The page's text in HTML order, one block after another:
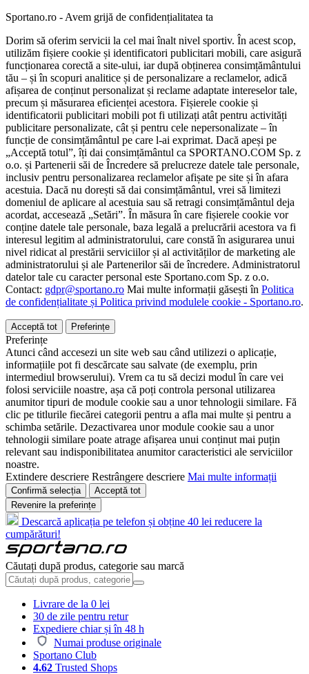
Sportano.ro - Avem grijă de confidențialitatea ta
Dorim să oferim servicii la cel mai înalt nivel sportiv. În acest scop,
utilizăm fișiere cookie și identificatori publicitari mobili, care asigură
funcționarea corectă a site-ului, iar după obținerea consimțământului
tău – și în scopuri analitice și de personalizare a reclamelor, adică
afișarea de conținut personalizat și reclame adaptate intereselor tale,
precum și măsurarea eficienței acestora. Fișierele cookie și
identificatorii publicitari mobili pot fi utilizați atât pentru activități
publicitare personalizate, cât și pentru cele nepersonalizate – în
funcție de consimțământul pe care l-ai exprimat. Dacă apeși pe
„Acceptă totul”, îți dai consimțământul ca SPORTANO.COM Sp. z
o.o. și Partenerii săi de Încredere să prelucreze datele tale personale,
inclusiv pentru personalizarea reclamelor afișate pe site și în afara
acestuia. Dacă nu dorești să dai consimțământul, vrei să limitezi
domeniul de aplicare al acestuia sau să retragi consimțământul deja
acordat, accesează „Setări”. În măsura în care fișierele cookie vor
conține datele tale personale, baza legală a prelucrării acestora va fi
interesul legitim al administratorului, care constă în asigurarea unui
nivel ridicat al prestării serviciilor și al activităților de marketing ale
administratorului și ale Partenerilor săi de încredere. Administratorul
datelor tale cu caracter personal este Sportano.com Sp. z o.o.
Contact: gdpr@sportano.ro Mai multe informații găsești în Politica
de confidențialitate și Politica privind modulele cookie - Sportano.ro.
Acceptă tot Preferințe
Preferințe
Atunci când accesezi un site web sau când utilizezi o aplicație,
informațiile pot fi descărcate sau salvate (de exemplu, prin
intermediul browserului). Vrem ca tu să decizi modul în care vei
folosi serviciile noastre, așa că poți controla personal utilizarea
anumitor tipuri de module cookie sau a unor tehnologii similare. Fă
clic pe titlurile fiecărei categorii pentru a afla mai multe și pentru a
schimba setările. Dezactivarea unor module cookie sau a unor
tehnologii similare poate atrage afișarea unui conținut mai puțin
relevant sau indisponibilitatea anumitor caracteristici ale serviciilor
noastre.
Extindere descriere Restrângere descriere Mai multe informații
Confirmă selecția
Acceptă tot
Revenire la preferințe
Descarcă aplicația pe telefon și obține 40 lei reducere la
cumpărături!
Căutați după produs, categorie sau marcă
Livrare de la 0 lei
30 de zile pentru retur
Expediere chiar și în 48 h
Numai produse originale
Sportano Club
4.62 Trusted Shops